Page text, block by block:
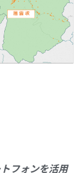
フォンを活用